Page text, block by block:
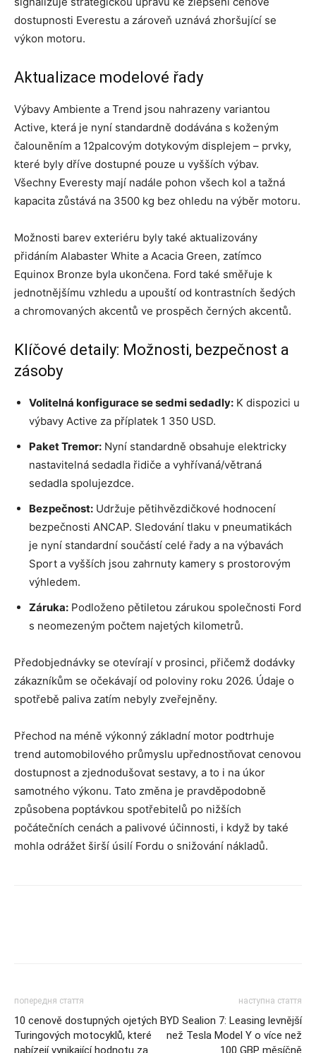
dostupnosti Everestu a zároveň uznává zhoršující se
výkon motoru.
Aktualizace modelové řady
Výbavy Ambiente a Trend jsou nahrazeny variantou
Active, která je nyní standardně dodávána s koženým
čalouněním a 12palcovým dotykovým displejem – prvky,
které byly dříve dostupné pouze u vyšších výbav.
Všechny Everesty mají nadále pohon všech kol a tažná
kapacita zůstává na 3500 kg bez ohledu na výběr motoru.
Možnosti barev exteriéru byly také aktualizovány
přidáním Alabaster White a Acacia Green, zatímco
Equinox Bronze byla ukončena. Ford také směřuje k
jednotnějšímu vzhledu a upouští od kontrastních šedých
a chromovaných akcentů ve prospěch černých akcentů.
Klíčové detaily: Možnosti, bezpečnost a
zásoby
Volitelná konfigurace se sedmi sedadly: K dispozici u
výbavy Active za příplatek 1 350 USD.
Paket Tremor: Nyní standardně obsahuje elektricky
nastavitelná sedadla řidiče a vyhřívaná/větraná
sedadla spolujezdce.
Bezpečnost: Udržuje pětihvězdičkové hodnocení
bezpečnosti ANCAP. Sledování tlaku v pneumatikách
je nyní standardní součástí celé řady a na výbavách
Sport a vyšších jsou zahrnuty kamery s prostorovým
výhledem.
Záruka: Podloženo pětiletou zárukou společnosti Ford
s neomezeným počtem najetých kilometrů.
Předobjednávky se otevírají v prosinci, přičemž dodávky
zákazníkům se očekávají od poloviny roku 2026. Údaje o
spotřebě paliva zatím nebyly zveřejněny.
Přechod na méně výkonný základní motor podtrhuje
trend automobilového průmyslu upřednostňovat cenovou
dostupnost a zjednodušovat sestavy, a to i na úkor
samotného výkonu. Tato změna je pravděpodobně
způsobena poptávkou spotřebitelů po nižších
počátečních cenách a palivové účinnosti, i když by také
mohla odrážet širší úsilí Fordu o snižování nákladů.
попередня стаття
10 cenově dostupných ojetých
Turingových motocyklů, které
nabízejí vynikající hodnotu za
наступна стаття
BYD Sealion 7: Leasing levnější
než Tesla Model Y o více než
100 GBP měsíčně